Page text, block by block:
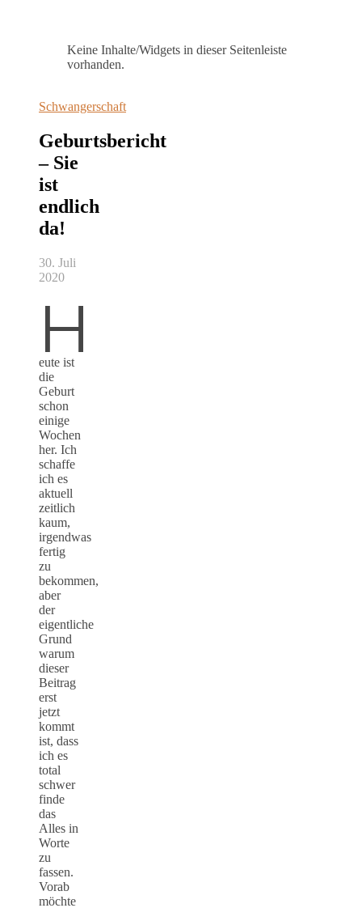
Keine Inhalte/Widgets in dieser Seitenleiste
vorhanden.
Schwangerschaft
Geburtsbericht
– Sie
ist
endlich
da!
30. Juli
2020
H
eute ist
die
Geburt
schon
einige
Wochen
her. Ich
schaffe
ich es
aktuell
zeitlich
kaum,
irgendwas
fertig
zu
bekommen,
aber
der
eigentliche
Grund
warum
dieser
Beitrag
erst
jetzt
kommt
ist, dass
ich es
total
schwer
finde
das
Alles in
Worte
zu
fassen.
Vorab
möchte